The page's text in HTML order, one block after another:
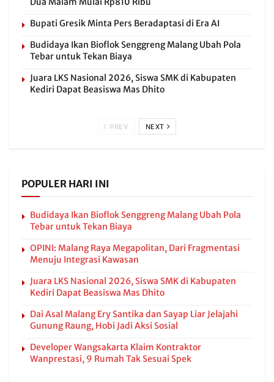
Bupati Gresik Minta Pers Beradaptasi di Era AI
Budidaya Ikan Bioflok Senggreng Malang Ubah Pola
Tebar untuk Tekan Biaya
Juara LKS Nasional 2026, Siswa SMK di Kabupaten
Kediri Dapat Beasiswa Mas Dhito
PREV NEXT
POPULER HARI INI
Budidaya Ikan Bioflok Senggreng Malang Ubah Pola
Tebar untuk Tekan Biaya
OPINI: Malang Raya Megapolitan, Dari Fragmentasi
Menuju Integrasi Kawasan
Juara LKS Nasional 2026, Siswa SMK di Kabupaten
Kediri Dapat Beasiswa Mas Dhito
Dai Asal Malang Ery Santika dan Sayap Liar Jelajahi
Gunung Raung, Hobi Jadi Aksi Sosial
Developer Wangsakarta Klaim Kontraktor
Wanprestasi, 9 Rumah Tak Sesuai Spek